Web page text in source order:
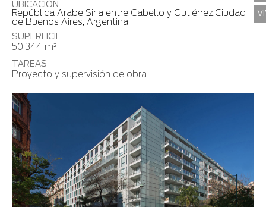
UBICACIÓN
República Arabe Siria entre Cabello y Gutiérrez,Ciudad
de Buenos Aires, Argentina
SUPERFICIE
50.344 m²
TAREAS
Proyecto y supervisión de obra